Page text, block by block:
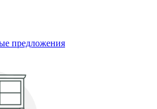
предложения